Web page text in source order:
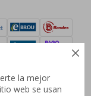

la mejor
web se usan